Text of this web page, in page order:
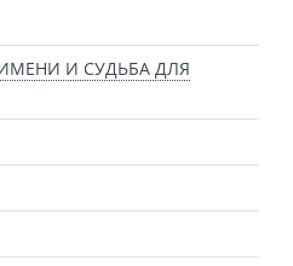
И СУДЬБА ДЛЯ